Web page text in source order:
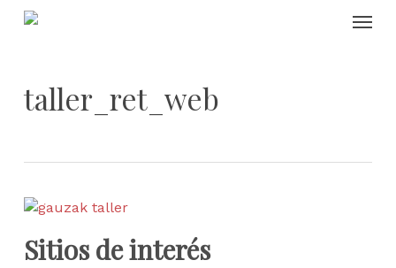
Skip
taller_ret_web
Sitios de interés